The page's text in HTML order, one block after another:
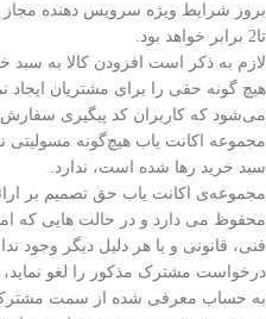
بروز شرایط ویژه سرویس دهنده
تا2 برابر خواهد بود.
لازم به ذکر است افزودن کالا به
هیچ گونه حقی را برای مشتریان ایجاد
می‌شود که کاربران کد پیگیری
مجموعه اکانت یاب هیچ‌گونه
سبد خرید رها شده است، ندارد.
مجموعه‌ی اکانت یاب حق تصمیم بر
محفوظ می دارد و در حالت هایی که
فنی، قانونی و یا هر دلیل دیگر وجود
درخواست مشترک مذکور را لغو
به حساب معرفی شده از سمت مشترک،